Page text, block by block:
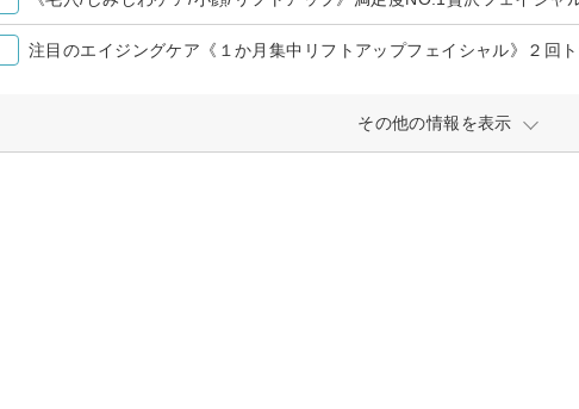
注目のエイジングケア《１か月集中リフトアップフェイシャル》２回
その他の情報を表示